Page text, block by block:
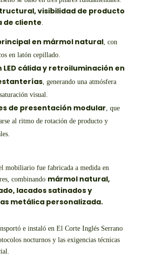
visibilidad de producto
de cliente
en mármol natural , con
en latón cepillado.
LED cálida y retroiluminación en
, generando una atmósfera
visual.
de presentación modular , que
al ritmo de rotación de producto y
mobiliario fue fabricada a medida en
combinando mármol natural,
lacados satinados y
metálica personalizada.
e instaló en El Corte Inglés Serrano
nocturnos y las exigencias técnicas